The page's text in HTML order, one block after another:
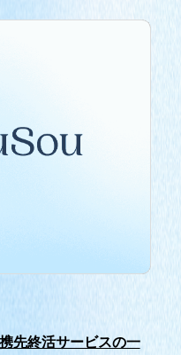
先終活サービスの一